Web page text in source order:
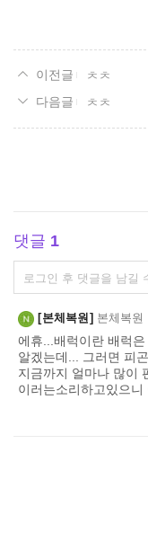
ㅊㅊ
ㅊㅊ
댓글 1
댓
글
쓰
기
본체복원 본체복원
에휴...배럭이란 배럭
알겠는데... 그러면 피
지금까지 얼마나 많이
이러는소리하고있으